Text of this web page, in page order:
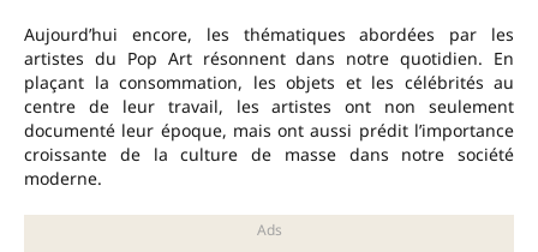
Aujourd’hui encore, les thématiques abordées par les
artistes du Pop Art résonnent dans notre quotidien. En
plaçant la consommation, les objets et les célébrités au
centre de leur travail, les artistes ont non seulement
documenté leur époque, mais ont aussi prédit l’importance
croissante de la culture de masse dans notre société
moderne.